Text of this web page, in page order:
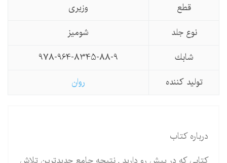
قطع
وزیری
نوع جلد
شومیز
شابك
978-964-8345-88-9
تولید كننده
درباره کتاب